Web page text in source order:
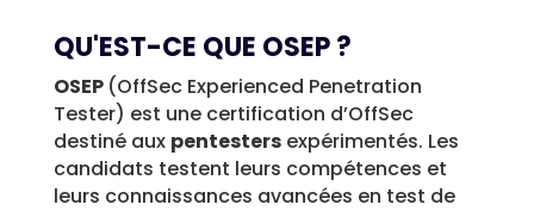
QU'EST-CE QUE OSEP ?
OSEP (OffSec Experienced Penetration
Tester) est une certification d’OffSec
destiné aux pentestersexpérimentés. Les
candidats testent leurs compétences et
leurs connaissances avancées en test de